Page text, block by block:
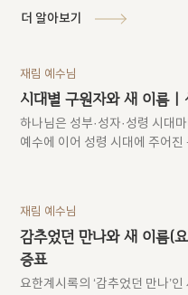
더 알아보기
재림 예수님
시대별 구원자와 새 이름 |
하나님은 성부·성자·성령 시대
예수에 이어 성령 시대에 주어
재림 예수님
감추었던 만나와 새 이름(
증표
요한계시록의 ‘감추었던 만나’